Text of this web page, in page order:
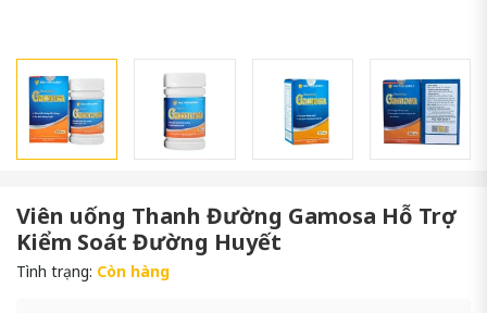
Viên uống Thanh Đường Gamosa Hỗ Trợ
Kiểm Soát Đường Huyết
Tình trạng: Còn hàng